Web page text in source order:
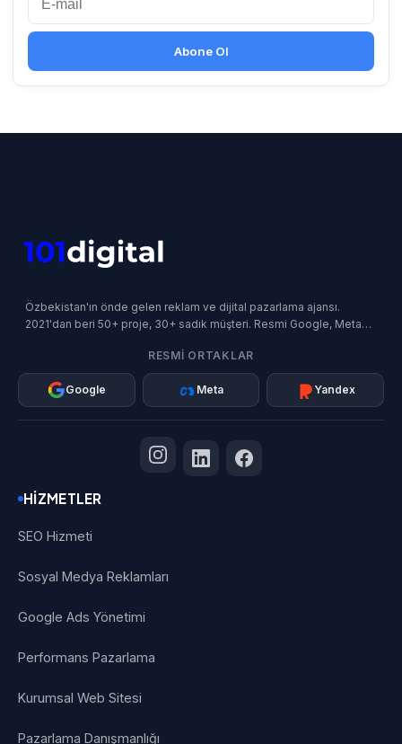
Abone Ol
Özbekistan'ın önde gelen reklam ve dijital pazarlama ajansı.
2021'dan beri 50+ proje, 30+ sadık müşteri. Resmi Google, Meta
RESMI ORTAKLAR
Google Meta Yandex
HIZMETLER
SEO Hizmeti
Sosyal Medya Reklamları
Google Ads Yönetimi
Performans Pazarlama
Kurumsal Web Sitesi
Pazarlama Danışmanlığı